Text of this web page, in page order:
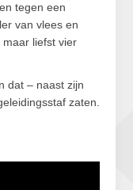
tegen een
van vlees en
liefst vier
dat – naast zijn
zaten.